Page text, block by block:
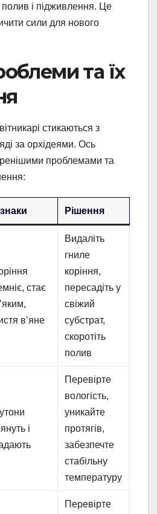
і підживлення. Це
сили для нового
та їх
стикаються з
за орхідеями. Ось
проблемами та
Рішення
стає
в’яне
Видаліть
гниле
коріння,
пересадіть у
свіжий
субстрат,
скоротіть
полив
і
Перевірте
вологість,
уникайте
протягів,
забезпечте
стабільну
температуру
Перевірте